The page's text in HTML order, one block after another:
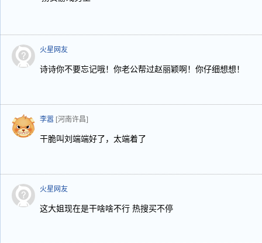
火星网友
诗诗你不要忘记哦！你老公帮过赵丽颖啊！你仔细想想！
李嚣 [河南许昌]
干脆叫刘端端好了，太端着了
火星网友
这大姐现在是干啥啥不行 热搜买不停